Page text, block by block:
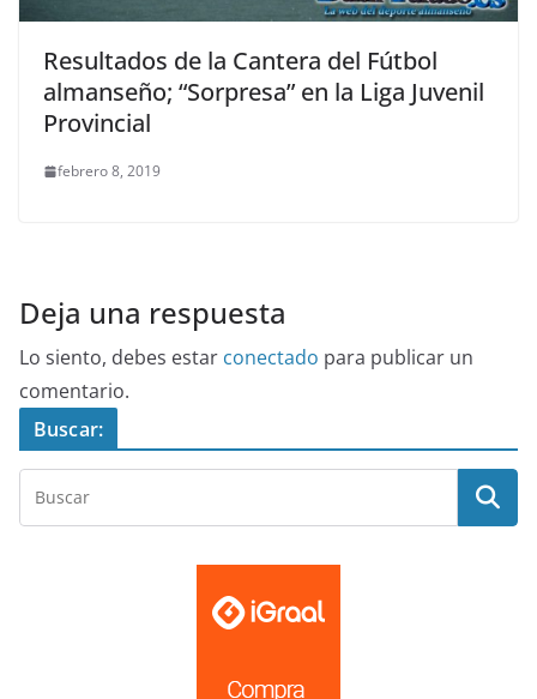
Resultados de la Cantera del Fútbol
almanseño; “Sorpresa” en la Liga Juvenil
Provincial
febrero 8, 2019
Deja una respuesta
Lo siento, debes estar conectado para publicar un
comentario.
Buscar: